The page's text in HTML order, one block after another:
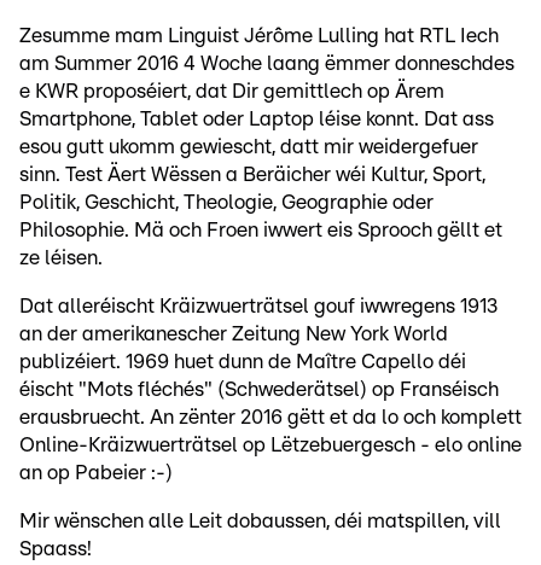
Zesumme mam Linguist Jérôme Lulling hat RTL Iech
am Summer 2016 4 Woche laang ëmmer donneschdes
e KWR proposéiert, dat Dir gemittlech op Ärem
Smartphone, Tablet oder Laptop léise konnt. Dat ass
esou gutt ukomm gewiescht, datt mir weidergefuer
sinn. Test Äert Wëssen a Beräicher wéi Kultur, Sport,
Politik, Geschicht, Theologie, Geographie oder
Philosophie. Mä och Froen iwwert eis Sprooch gëllt et
ze léisen.
Dat alleréischt Kräizwuerträtsel gouf iwwregens 1913
an der amerikanescher Zeitung New York World
publizéiert. 1969 huet dunn de Maître Capello déi
éischt "Mots fléchés" (Schwederätsel) op Franséisch
erausbruecht. An zënter 2016 gëtt et da lo och komplett
Online-Kräizwuerträtsel op Lëtzebuergesch - elo online
an op Pabeier :-)
Mir wënschen alle Leit dobaussen, déi matspillen, vill
Spaass!